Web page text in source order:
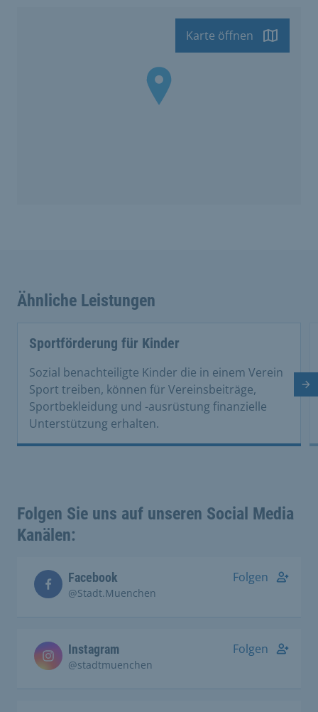
Karte öffnen
Ähnliche Leistungen
Sportförderung für Kinder
Sozial benachteiligte Kinder die in einem Verein
Sport treiben, können für Vereinsbeiträge,
Sportbekleidung und -ausrüstung finanzielle
Unterstützung erhalten.
Folgen Sie uns auf unseren Social Media
Kanälen:
Facebook
@Stadt.Muenchen
Folgen
Instagram
@stadtmuenchen
Folgen